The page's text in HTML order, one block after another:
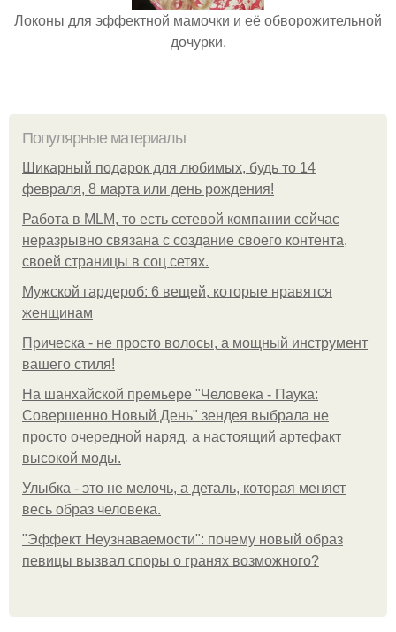
Локоны для эффектной мамочки и её обворожительной
дочурки.
Популярные материалы
Шикарный подарок для любимых, будь то 14
февраля, 8 марта или день рождения!
Работа в MLM, то есть сетевой компании сейчас
неразрывно связана с создание своего контента,
своей страницы в соц сетях.
Мужской гардероб: 6 вещей, которые нравятся
женщинам
Прическа - не просто волосы, а мощный инструмент
вашего стиля!
На шанхайской премьере "Человека - Паука:
Совершенно Новый День" зендея выбрала не
просто очередной наряд, а настоящий артефакт
высокой моды.
Улыбка - это не мелочь, а деталь, которая меняет
весь образ человека.
"Эффект Неузнаваемости": почему новый образ
певицы вызвал споры о гранях возможного?